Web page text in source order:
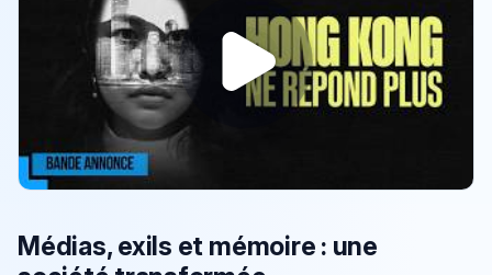
Médias, exils et mémoire : une